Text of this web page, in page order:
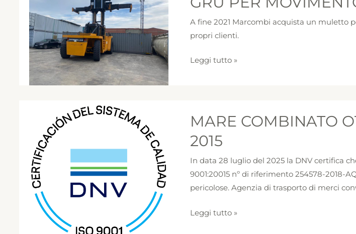
A fine 2021 Marcombi acquista un muletto
propri clienti.
DI
CONTAINER
Leggi tutto »
MARE COMBINATO
2015
In data 28 luglio del 2025 la DNV certifica
9001:20015 nº di riferimento 254578-2018-
pericolose. Agenzia di trasporto di merci
COMBINATO
OTTIENE
LA
CERTIFICAZIONE
ISO
9001-
Leggi tutto »